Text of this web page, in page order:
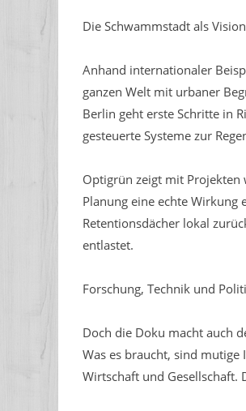
Die Schwammstadt als
Anhand internationaler
ganzen Welt mit urbaner
Berlin geht erste Schritte in
gesteuerte Systeme zur
Optigrün zeigt mit Projekten
Planung eine echte Wirkung
Retentionsdächer lokal
entlastet.
Forschung, Technik und
Doch die Doku macht auch
Was es braucht, sind
Wirtschaft und Gesellschaft.